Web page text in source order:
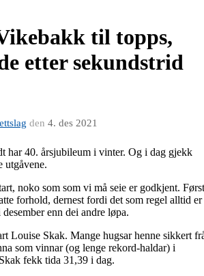
til topps,
etter sekundstrid
den 4. des 2021
har 40. årsjubileum i vinter. Og i dag gjekk
utgåvene.
noko som som vi må seie er godkjent. Først
forhold, dernest fordi det som regel alltid er
enn dei andre løpa.
Louise Skak. Mange hugsar henne sikkert
som vinnar (og lenge rekord-haldar) i
fekk tida 31,39 i dag.